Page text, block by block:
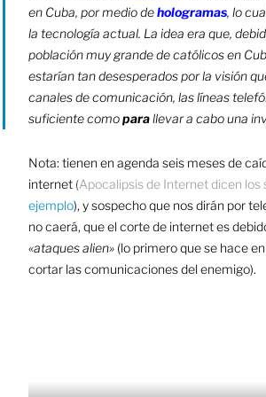
en Cuba, por medio dehologramas, lo
la tecnología actual. La idea era que,
población muy grande de católicos en
estarían tan desesperados por la visión
canales de comunicación, las líneas
suficiente comoparallevar a cabo una
Nota: tienen en agenda seis meses de
internet(Apocalipsis de Internet dicen los
ejemplo), y sospecho que nos dirán por
no caerá, que el corte de internet es
«ataques alien»(lo primero que se hace
cortar las comunicaciones del enemigo).